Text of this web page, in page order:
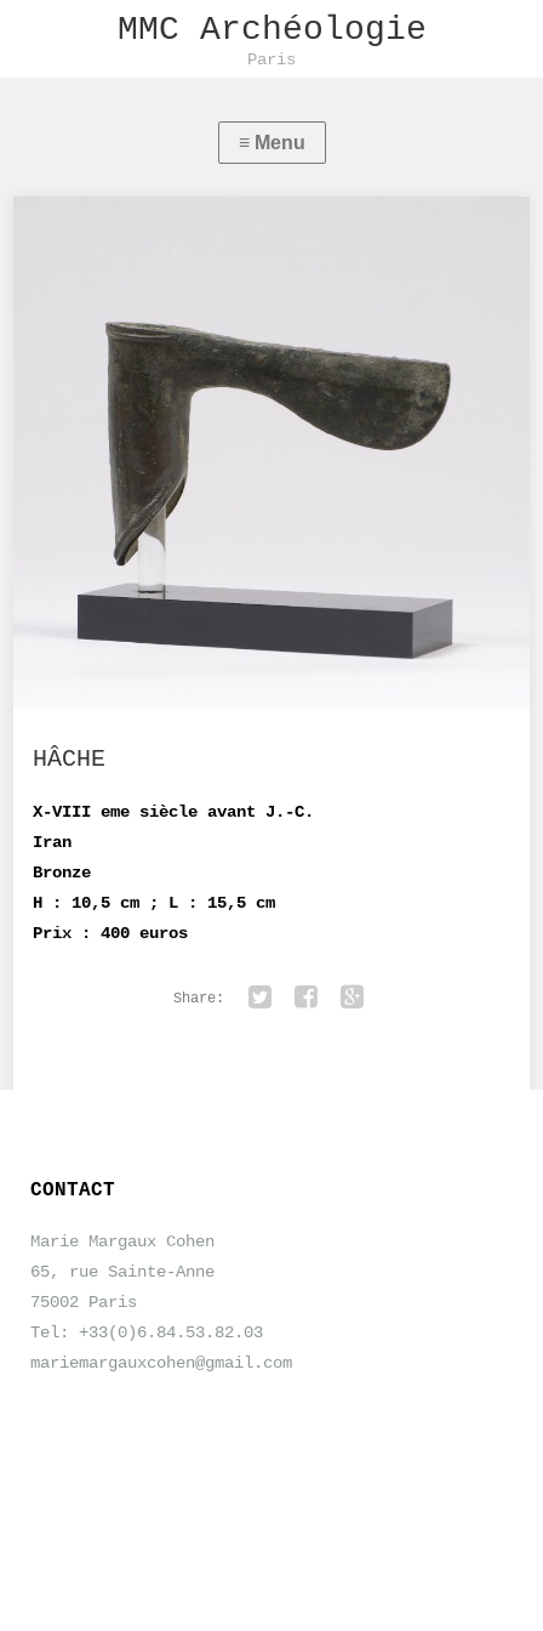
MMC Archéologie
Paris
HÂCHE
X-VIII eme siècle avant J.-C.
Iran
Bronze
H : 10,5 cm ; L : 15,5 cm
Prix : 400 euros
Share:
CONTACT
Marie Margaux Cohen
65, rue Sainte-Anne
75002 Paris
Tel: +33(0)6.84.53.82.03
mariemargauxcohen@gmail.com